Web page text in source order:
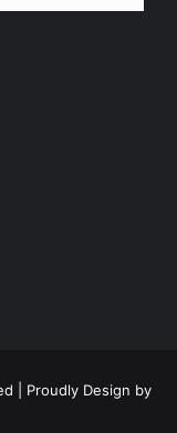
| Proudly Design by